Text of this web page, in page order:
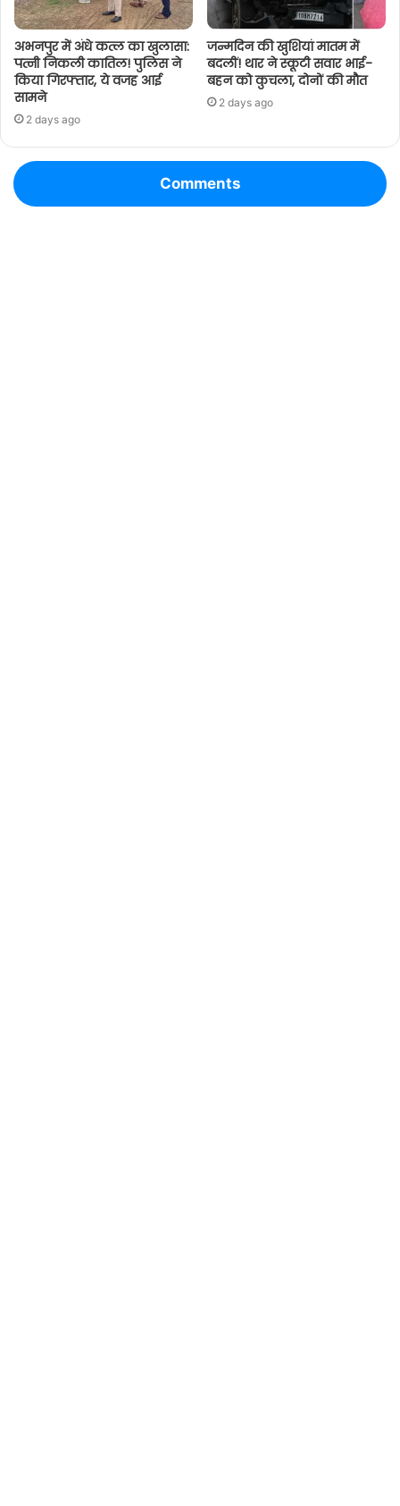
अभनपुर में अंधे कत्ल का खुलासा:
पत्नी निकली कातिल! पुलिस ने
किया गिरफ्तार, ये वजह आई
सामने
2 days ago
जन्मदिन की खुशियां मातम में
बदलीं! थार ने स्कूटी सवार भाई-
बहन को कुचला, दोनों की मौत
2 days ago
Comments